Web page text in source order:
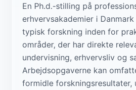
En Ph.d.-stilling på
erhvervsakademier i
typisk forskning inden for
områder, der har direkte
undervisning, erhvervsliv og
Arbejdsopgaverne kan
formidle forskningsresultater,